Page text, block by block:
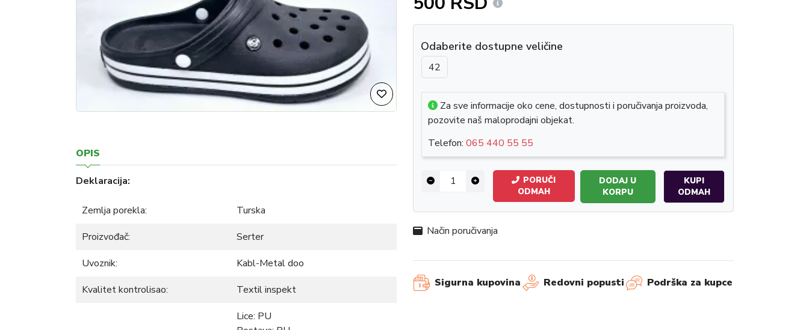
OPIS
Deklaracija:
Zemlja porekla:
Turska
Proizvođač:
Serter
Uvoznik:
Kabl-Metal doo
Kvalitet kontrolisao:
Textil inspekt
Lice: PU
Odaberite dostupne veličine
42
DODAJ U
KORPU
KUPI
ODMAH
PORUČI
ODMAH
Za sve informacije oko cene, dostupnosti i poručivanja proizvoda,
pozovite naš maloprodajni objekat.
Telefon: 065 440 55 55
Način poručivanja
Sigurna kupovina Redovni popusti Podrška za kupce